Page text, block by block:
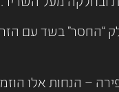
“החסר” בשד עם
– הנחות אלו